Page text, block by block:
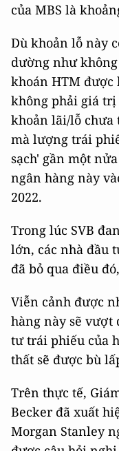
của MBS là
Dù khoản lỗ này
dường như
khoán HTM được
không phải giá trị
khoản lãi/lỗ chưa
mà lượng trái
sạch' gần một
ngân hàng này
2022.
Trong lúc SVB
lớn, các nhà đầu
đã bỏ qua điều
Viễn cảnh được
hàng này sẽ vượt
tư trái phiếu của
thất sẽ được bù
Trên thực tế,
Becker đã xuất
Morgan Stanley